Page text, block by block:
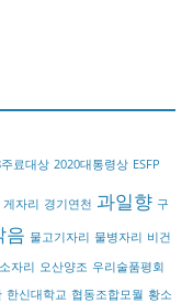
료대상 2020대통령상 ESFP
게자리 경기연천 과일향 구
음 물고기자리 물병자리 비건
자리 오산양조 우리술품평회
한신대학교 협동조합모월 황소